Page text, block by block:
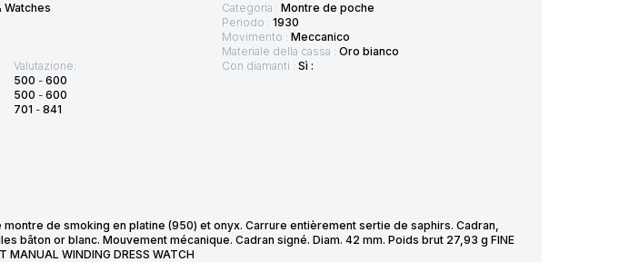
Valutazione:
500 - 600
500 - 600
701 - 841
Categoria : Montre de poche
Periodo : 1930
Movimento : Meccanico
Materiale della cassa : Oro bianco
Con diamanti : Sì :
de smoking en platine (950) et onyx. Carrure entièrement sertie de saphirs. Cadran,
bâton or blanc. Mouvement mécanique. Cadran signé. Diam. 42 mm. Poids brut 27,93 g FINE
MANUAL WINDING DRESS WATCH